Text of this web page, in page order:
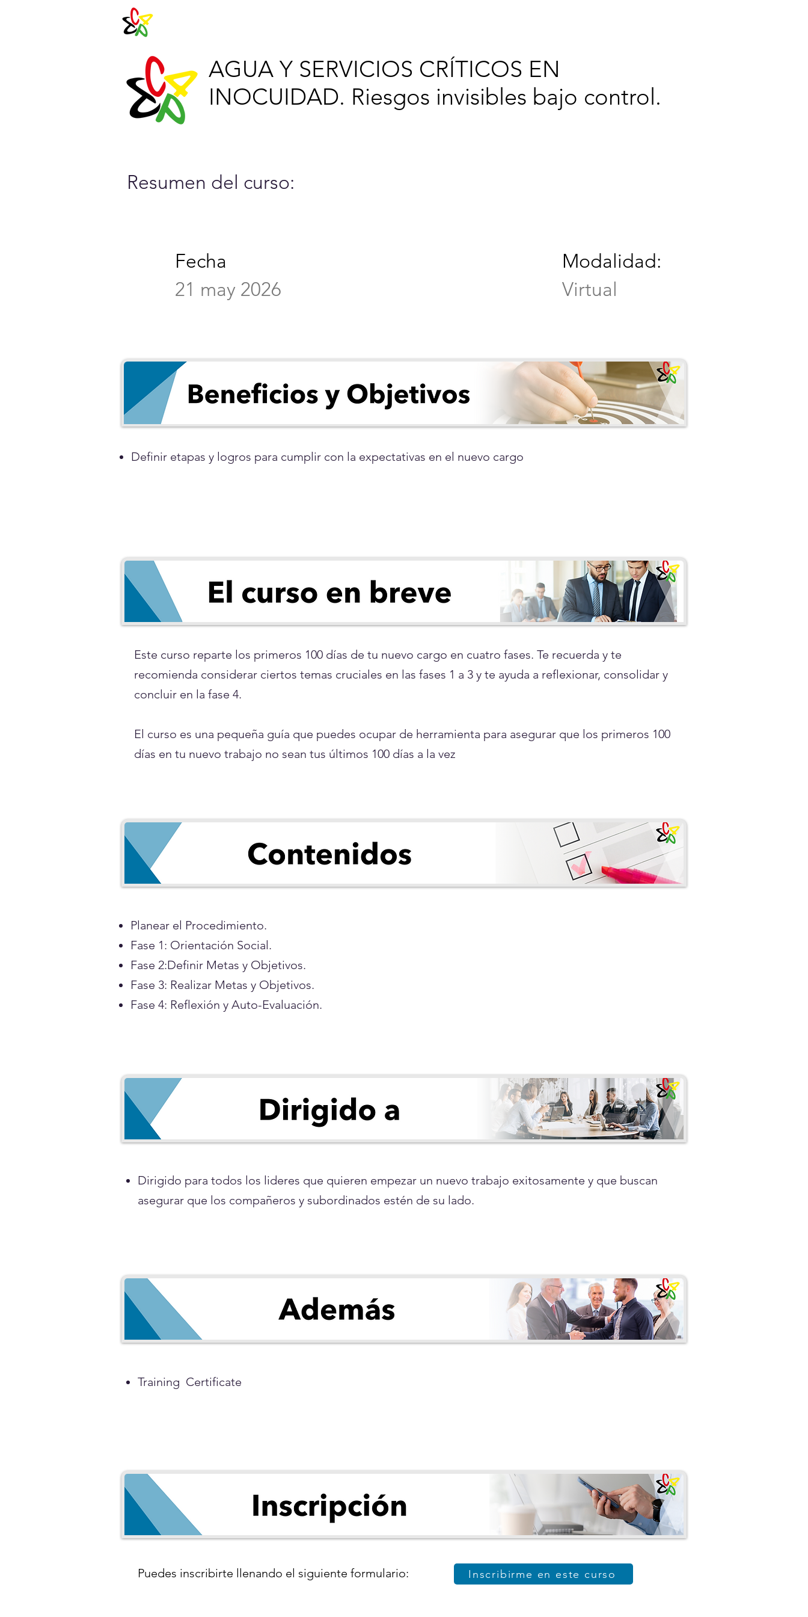
AGUA Y SERVICIOS CRÍTICOS EN
INOCUIDAD. Riesgos invisibles bajo control.
Resumen del curso:
Fecha
21 may 2026
Modalidad:
Virtual
Definir etapas y logros para cumplir con la expectativas en el nuevo cargo
Este curso reparte los primeros 100 días de tu nuevo cargo en cuatro fases. Te recuerda y te
recomienda considerar ciertos temas cruciales en las fases 1 a 3 y te ayuda a reflexionar, consolidar y
concluir en la fase 4.
El curso es una pequeña guía que puedes ocupar de herramienta para asegurar que los primeros 100
días en tu nuevo trabajo no sean tus últimos 100 días a la vez
Planear el Procedimiento.
Fase 1: Orientación Social.
Fase 2:Definir Metas y Objetivos.
Fase 3: Realizar Metas y Objetivos.
Fase 4: Reflexión y Auto-Evaluación.
Dirigido para todos los lideres que quieren empezar un nuevo trabajo exitosamente y que buscan
asegurar que los compañeros y subordinados estén de su lado.
Training Certificate
Puedes inscribirte llenando el siguiente formulario: Inscribirme en este curso